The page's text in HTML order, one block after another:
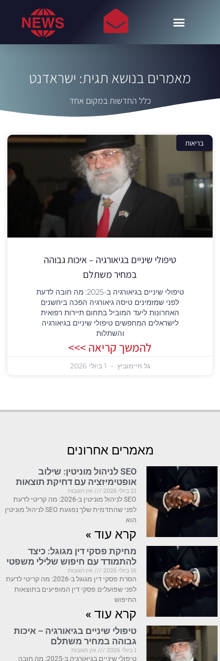
מאמרים בנושא תגית: ישראדנט
כלל החדשות במקום אחד
בריאות
טיפולי שיניים בגיאורגיה – איכות גבוהה
במחיר משתלם
טיפולי שיניים בגיאורגיה ב-2025: מה חובה לדעת
לפני שמזמינים טיסה גיאורגיה הפכה ביחשנים
האחרונות ליעד המוביל בתחום תיירות רפואית
לישראלים המחפשים טיפולי שיניים בגיאורגיה
והשתלות
להמשך קריאה >>>
גל חיימוביץ
מאמרים אחרונים
SEO לניהול מוניטין: שילוב
אופטימיזציה עם דחיקת תוצאות
21 ביולי 2026
אין תגובות
SEO לניהול מוניטין ב-2026: מה קריטי לדעת
לפני שהתדמית שלך נפגעת SEO לניהול מוניטין
הוא
קרא עוד »
מחיקת פסקי דין מגוגל: כיצד
להתמודד עם חיפוש שלילי משפטי
16 ביולי 2026
אין תגובות
הסרת פסקי דין מגוגל ב-2026: מה קריטי לדעת
לפני שפועלים פסקי דין המופיעים בתוצאות
החיפוש
קרא עוד »
טיפולי שיניים בגיאורגיה – איכות
גבוהה במחיר משתלם
1 ביולי 2026
אין תגובות
טיפולי שיניים בגיאורגיה ב-2025: מה חובה